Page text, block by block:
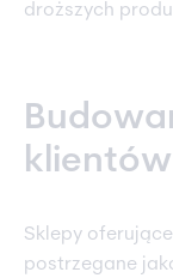
droższych
klientów
Sklepy
postrzegane